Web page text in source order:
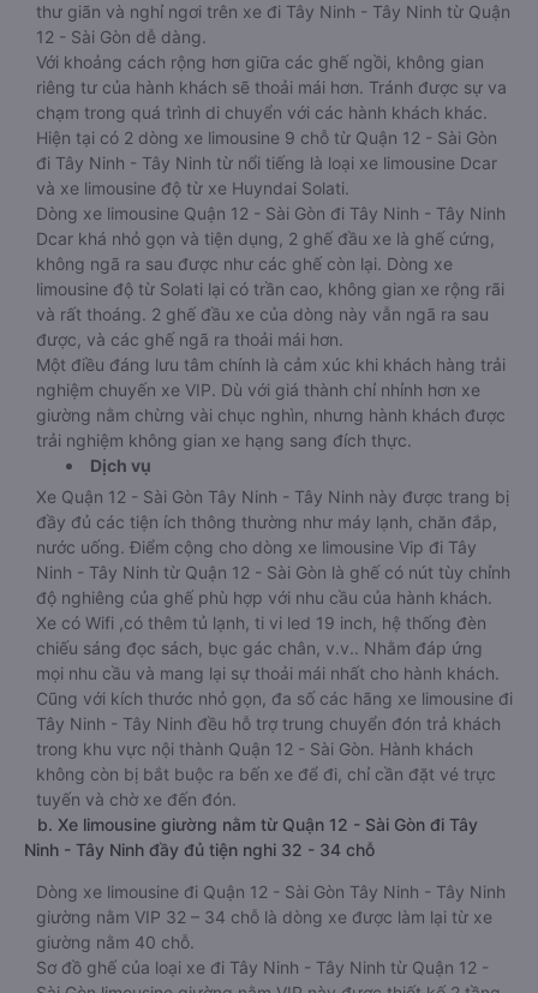
thư giãn và nghỉ ngơi trên xe đi Tây Ninh - Tây Ninh từ Quận
12 - Sài Gòn dễ dàng.
Với khoảng cách rộng hơn giữa các ghế ngồi, không gian
riêng tư của hành khách sẽ thoải mái hơn. Tránh được sự va
chạm trong quá trình di chuyển với các hành khách khác.
Hiện tại có 2 dòng xe limousine 9 chỗ từ Quận 12 - Sài Gòn
đi Tây Ninh - Tây Ninh từ nổi tiếng là loại xe limousine Dcar
và xe limousine độ từ xe Huyndai Solati.
Dòng xe limousine Quận 12 - Sài Gòn đi Tây Ninh - Tây Ninh
Dcar khá nhỏ gọn và tiện dụng, 2 ghế đầu xe là ghế cứng,
không ngã ra sau được như các ghế còn lại. Dòng xe
limousine độ từ Solati lại có trần cao, không gian xe rộng rãi
và rất thoáng. 2 ghế đầu xe của dòng này vẫn ngã ra sau
được, và các ghế ngã ra thoải mái hơn.
Một điều đáng lưu tâm chính là cảm xúc khi khách hàng trải
nghiệm chuyến xe VIP. Dù với giá thành chỉ nhỉnh hơn xe
giường nằm chừng vài chục nghìn, nhưng hành khách được
trải nghiệm không gian xe hạng sang đích thực.
Dịch vụ
Xe Quận 12 - Sài Gòn Tây Ninh - Tây Ninh này được trang bị
đầy đủ các tiện ích thông thường như máy lạnh, chăn đắp,
nước uống. Điểm cộng cho dòng xe limousine Vip đi Tây
Ninh - Tây Ninh từ Quận 12 - Sài Gòn là ghế có nút tùy chỉnh
độ nghiêng của ghế phù hợp với nhu cầu của hành khách.
Xe có Wifi ,có thêm tủ lạnh, ti vi led 19 inch, hệ thống đèn
chiếu sáng đọc sách, bục gác chân, v.v.. Nhằm đáp ứng
mọi nhu cầu và mang lại sự thoải mái nhất cho hành khách.
Cũng với kích thước nhỏ gọn, đa số các hãng xe limousine đi
Tây Ninh - Tây Ninh đều hỗ trợ trung chuyển đón trả khách
trong khu vực nội thành Quận 12 - Sài Gòn. Hành khách
không còn bị bắt buộc ra bến xe để đi, chỉ cần đặt vé trực
tuyến và chờ xe đến đón.
b. Xe limousine giường nằm từ Quận 12 - Sài Gòn đi Tây
Ninh - Tây Ninh đầy đủ tiện nghi 32 - 34 chỗ
Dòng xe limousine đi Quận 12 - Sài Gòn Tây Ninh - Tây Ninh
giường nằm VIP 32 – 34 chỗ là dòng xe được làm lại từ xe
giường nằm 40 chỗ.
Sơ đồ ghế của loại xe đi Tây Ninh - Tây Ninh từ Quận 12 -